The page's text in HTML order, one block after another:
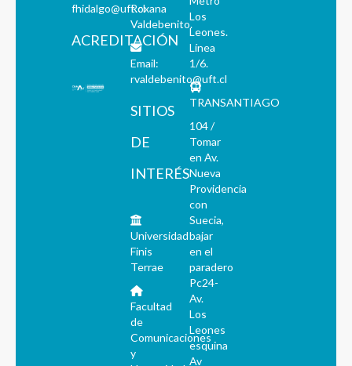
fhidalgo@uft.cl
ACREDITACIÓN
Roxana
Valdebenito.
Email:
rvaldebenito@uft.cl
SITIOS
DE
INTERÉS
Universidad
Finis
Terrae
Facultad
de
Comunicaciones
y
Los
Leones.
Línea
1/6.
TRANSANTIAGO
104 /
Tomar
en Av.
Nueva
Providencia
con
Suecia,
bajar
en el
paradero
Pc24-
Av.
Los
Leones
esquina
Av